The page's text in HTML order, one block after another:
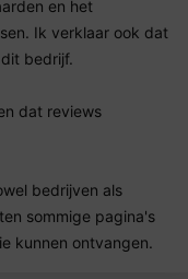
en het
Ik verklaar ook dat
bedrijf.
dat reviews
bedrijven als
sommige pagina's
kunnen ontvangen.